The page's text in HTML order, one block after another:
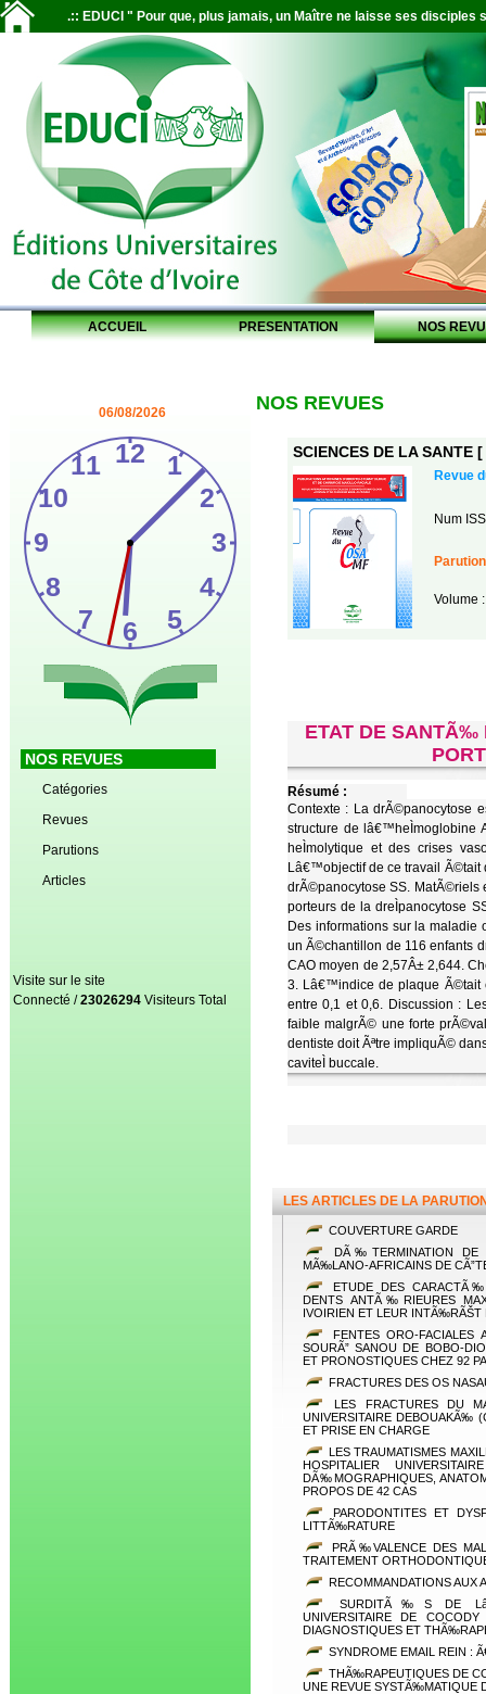
.:: EDUCI " Pour que, plus jamais, un Maître ne laisse ses disciples
ACCUEIL PRESENTATION NOS
06/08/2026
NOS REVUES
Catégories
Revues
Parutions
Articles
Visite sur le site
Connecté /23026294Visiteurs Total
NOS REVUES
SCIENCES DE LA SANTE
Revue
Num
Volume
ETAT DE SANTÃ‰
Résumé :
Contexte : La drÃ©panocytose
structure de lâ€™heÌmoglobine
heÌmolytique et des crises
Lâ€™objectif de ce travail
drÃ©panocytose SS.
porteurs de la dreÌpanocytose
Des informations sur la
un Ã©chantillon de 116 enfants
CAO moyen de 2,57Â± 2,644.
3. Lâ€™indice de plaque Ã©tait
entre 0,1 et 0,6. Discussion :
faible malgrÃ© une forte
dentiste doit Ãªtre impliquÃ©
caviteÌ buccale.
LES ARTICLES DE LA
COUVERTURE GARDE
DÃ‰TERMINATION DE
MÃ‰LANO-AFRICAINS DE
ETUDE DES
DENTS ANTÃ‰RIEURES
IVOIRIEN ET LEUR
FENTES ORO-FACIALES
SOURÃ” SANOU DE BOBO-
ET PRONOSTIQUES CHEZ 92
FRACTURES DES OS
LES FRACTURES DU
UNIVERSITAIRE DEBOUAKÃ‰
ET PRISE EN CHARGE
LES TRAUMATISMES
HOSPITALIER
DÃ‰MOGRAPHIQUES,
PROPOS DE 42 CAS
PARODONTITES ET
LITTÃ‰RATURE
PRÃ‰VALENCE DES
TRAITEMENT
RECOMMANDATIONS AUX
SURDITÃ‰S DE
UNIVERSITAIRE DE
DIAGNOSTIQUES ET
SYNDROME EMAIL REIN :
THÃ‰RAPEUTIQUES DE
UNE REVUE SYSTÃ‰MATIQUE